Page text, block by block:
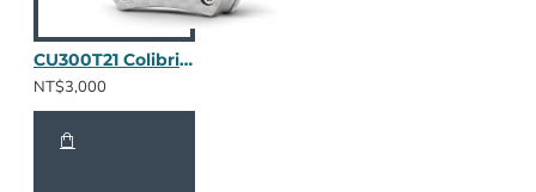
CU300T21 Colibri V-Cut 碳纖維(金屬銀)
NT$3,000